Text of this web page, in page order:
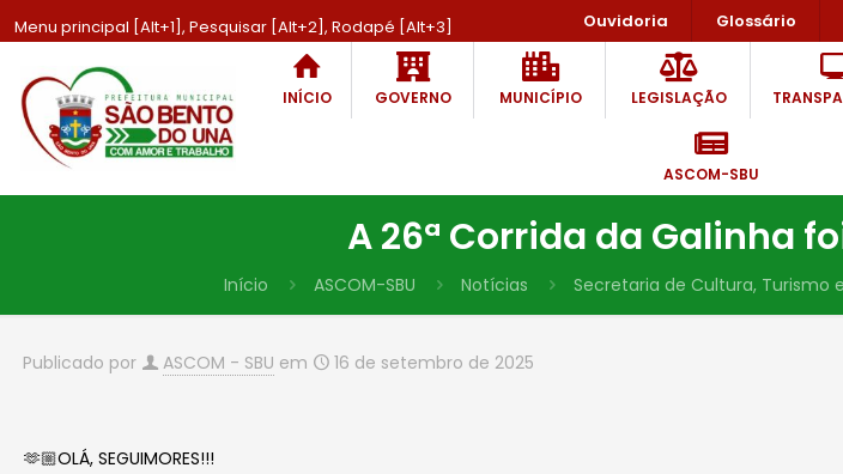
Menu principal [Alt+1], Pesquisar [Alt+2], Rodapé [Alt+3] Ouvidoria Glossário
INÍCIO GOVERNO MUNICÍPIO LEGISLAÇÃO
ASCOM-SBU
A 26ª Corrida da Galinha
Início ASCOM-SBU Notícias Secretaria de Cultura, Turismo
Publicado por ASCOM - SBU em 16 de setembro de 2025
🫶🏼OLÁ, SEGUIMORES!!!